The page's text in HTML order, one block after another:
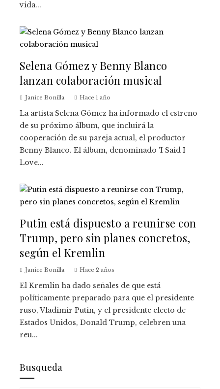
vida...
Selena Gómez y Benny Blanco
lanzan colaboración musical
Janice Bonilla Hace 1 año
La artista Selena Gómez ha informado el estreno
de su próximo álbum, que incluirá la
cooperación de su pareja actual, el productor
Benny Blanco. El álbum, denominado 'I Said I
Love...
Putin está dispuesto a reunirse con
Trump, pero sin planes concretos,
según el Kremlin
Janice Bonilla Hace 2 años
El Kremlin ha dado señales de que está
políticamente preparado para que el presidente
ruso, Vladimir Putin, y el presidente electo de
Estados Unidos, Donald Trump, celebren una
reu...
Busqueda